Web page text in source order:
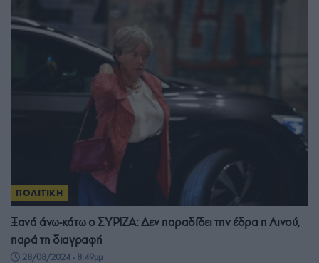
ΠΟΛΙΤΙΚΗ
Ξανά άνω-κάτω ο ΣΥΡΙΖΑ: Δεν παραδίδει την έδρα η Λινού,
παρά τη διαγραφή
28/08/2024 - 8:49μμ